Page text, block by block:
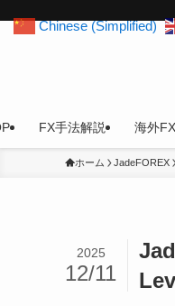
FX手法解説 海外
ホーム JadeFOREX
2025
12/11
Chinese (Simplified)